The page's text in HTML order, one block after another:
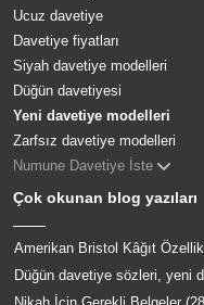
Ucuz davetiye
Davetiye fiyatları
Siyah davetiye modelleri
Düğün davetiyesi
Yeni davetiye modelleri
Zarfsız davetiye modelleri
Numune Davetiye İste
Çok okunan blog yazıları
Amerikan Bristol Kâğıt
Düğün davetiye sözleri, yeni